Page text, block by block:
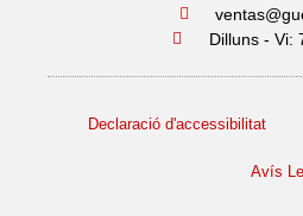
Dilluns - Vi:
Declaració d'accessibilitat
Avís